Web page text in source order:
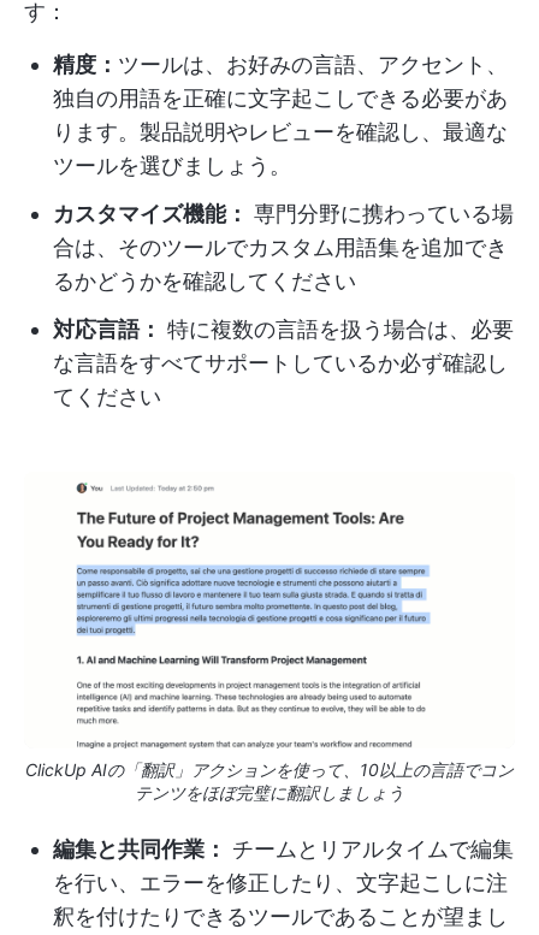
す：
精度： ツールは、お好みの言語、アクセント、
独自の用語を正確に文字起こしできる必要があ
ります。製品説明やレビューを確認し、最適な
ツールを選びましょう。
カスタマイズ機能： 専門分野に携わっている場
合は、そのツールでカスタム用語集を追加でき
るかどうかを確認してください
対応言語： 特に複数の言語を扱う場合は、必要
な言語をすべてサポートしているか必ず確認し
てください
ClickUp AIの「翻訳」アクションを使って、10以上の言語でコン
テンツをほぼ完璧に翻訳しましょう
編集と共同作業：
チームとリアルタイムで編集
を行い、エラーを修正したり、文字起こしに注
釈を付けたりできるツールであることが望まし